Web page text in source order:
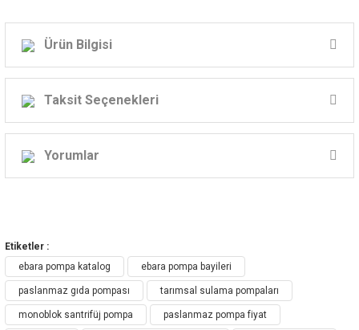
Ürün Bilgisi
Ebara Yatay Milli Monoblok Paslanmaz Çelik Santrifüj
Pompaları
Model: 3LS 80-160/18,5
Volt: 380v
39mss - 78m3/h
34mss - 144m3/h
20mss - 240m3/h
Taksit Seçenekleri
Yorumlar
Yorum Yaz
Etiketler :
ebara pompa katalog
ebara pompa bayileri
paslanmaz gıda pompası tarımsal sulama pompaları
monoblok santrifüj pompa paslanmaz pompa fiyat